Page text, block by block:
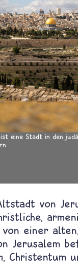
ist eine Stadt in den
von
einer alten,
Jerusalem
Christentum